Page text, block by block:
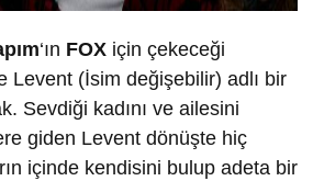
‘ın FOX için çekeceği
Levent (İsim değişebilir) adlı bir
Sevdiği kadını ve ailesini
giden Levent dönüşte hiç
içinde kendisini bulup adeta bir